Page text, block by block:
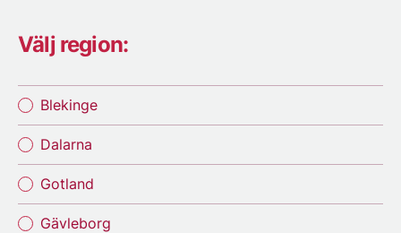
Välj region:
Blekinge
Dalarna
Gotland
Gävleborg